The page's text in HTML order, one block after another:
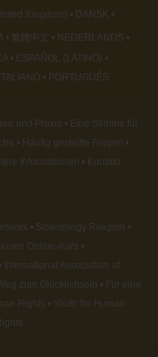
Kingdom) DANSK
繁體中文
NEDERLANDS
ESPAÑOL (LATINO)
ITALIANO PORTUGUÊS
und Praxis
Eine Stimme für
Häufig gestellte Fragen
Informationen
Kontakt
Scientology Religion
Online-Kurs
International Association of
zum Glücklichsein
Für eine
Rights
Youth for Human